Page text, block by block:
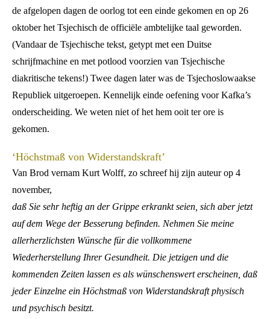
de afgelopen dagen de oorlog tot een einde gekomen en op 26
oktober het Tsjechisch de officiële ambtelijke taal geworden.
(Vandaar de Tsjechische tekst, getypt met een Duitse
schrijfmachine en met potlood voorzien van Tsjechische
diakritische tekens!) Twee dagen later was de Tsjechoslowaakse
Republiek uitgeroepen. Kennelijk einde oefening voor Kafka’s
onderscheiding. We weten niet of het hem ooit ter ore is
gekomen.
‘Höchstmaß von Widerstandskraft’
Van Brod vernam Kurt Wolff, zo schreef hij zijn auteur op 4
november,
daß Sie sehr heftig an der Grippe erkrankt seien, sich aber jetzt
auf dem Wege der Besserung befinden. Nehmen Sie meine
allerherzlichsten Wünsche für die vollkommene
Wiederherstellung Ihrer Gesundheit. Die jetzigen und die
kommenden Zeiten lassen es als wünschenswert erscheinen, daß
jeder Einzelne ein Höchstmaß von Widerstandskraft physisch
und psychisch besitzt.